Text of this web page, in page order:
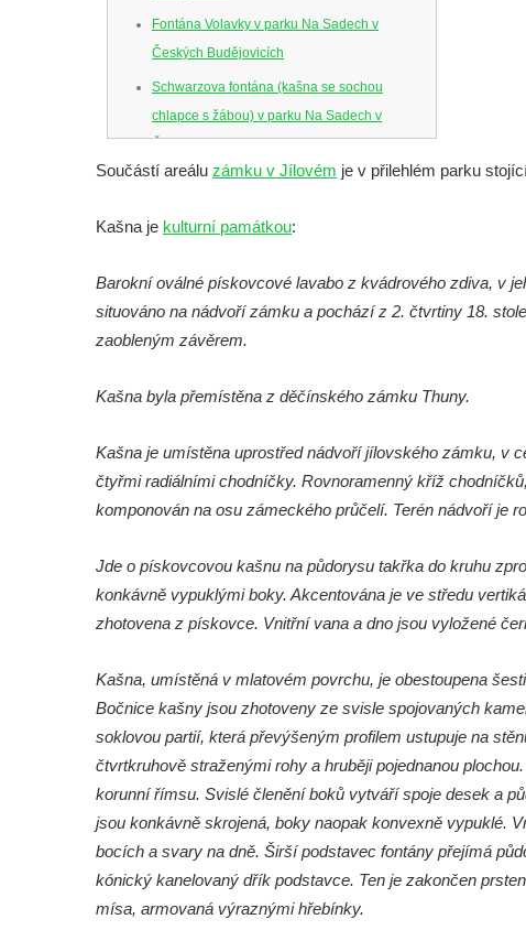
Fontána Volavky v parku Na Sadech v
Českých Budějovicích
Schwarzova fontána (kašna se sochou
chlapce s žábou) v parku Na Sadech v
Kašna v parku Na Sadech u Pražské třídy v
Kašna na náměstí J. V. Kamarýta ve
Velešíně
Leipzig
Leipzig
Kamenná kašna na styku tří CHKO v České
Věžová studna na náměstí Míru v Bochově
Kašna na náměstí Míru v Bochově
Kašna na čestném dvoře zámku v
Kašna s reliéfem v Knížecí zahradě v
Duchcově
Kašna na náměstí Republiky v Duchcově
Kašna na náměstí T. G. Masaryka ve
Kašna u sochy svatého Jakuba della Marca
u kláštera v Hejnicích
Fontána na náměstí E. Beneše v Milevsku
Součástí areálu zámku v Jílovém je v přilehlém parku
Kašna je kulturní památkou:
Barokní oválné pískovcové lavabo z kvádrového zdiva, v
situováno na nádvoří zámku a pochází z 2. čtvrtiny 18.
zaobleným závěrem.
Kašna byla přemístěna z děčínského zámku Thuny.
Kašna je umístěna uprostřed nádvoří jílovského zámku, v
čtyřmi radiálními chodníčky. Rovnoramenný kříž
komponován na osu zámeckého průčelí. Terén nádvoří je
Jde o pískovcovou kašnu na půdorysu takřka do kruhu
konkávně vypuklými boky. Akcentována je ve středu
zhotovena z pískovce. Vnitřní vana a dno jsou vyložené
Kašna, umístěná v mlatovém povrchu, je obestoupena
Bočnice kašny jsou zhotoveny ze svisle spojovaných
soklovou partií, která převýšeným profilem ustupuje na
čtvrtkruhově straženými rohy a hruběji pojednanou
korunní římsu. Svislé členění boků vytváří spoje desek a
jsou konkávně skrojená, boky naopak konvexně vypuklé.
bocích a svary na dně. Širší podstavec fontány přejímá
kónický kanelovaný dřík podstavce. Ten je zakončen
mísa, armovaná výraznými hřebínky.